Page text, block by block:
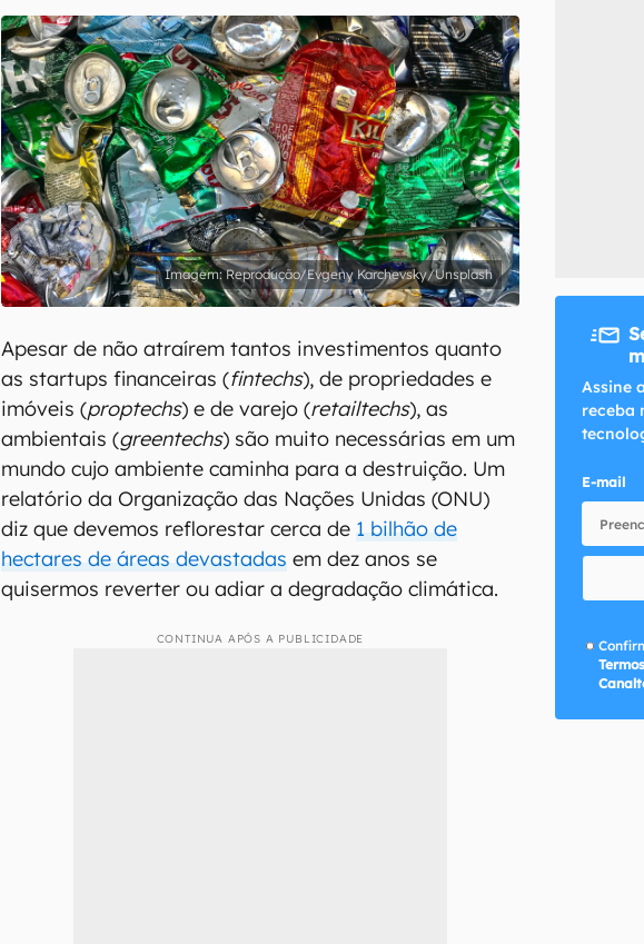
inscreva-se
Confirmo que li, aceito e concordo com os Termos de Uso e Política de Privacidade
Reprodução/Evgeny Karchevsky/Unsplash
Apesar de não atraírem tantos investimentos quanto
as startups financeiras (fintechs), de propriedades e
imóveis (proptechs) e de varejo (retailtechs), as
ambientais (greentechs) são muito necessárias em um
mundo cujo ambiente caminha para a destruição. Um
relatório da Organização das Nações Unidas (ONU)
diz que devemos reflorestar cerca de 1 bilhão de
hectares de áreas devastadas em dez anos se
quisermos reverter ou adiar a degradação climática.
CONTINUA APÓS A PUBLICIDADE
Assine
receba
E-mail